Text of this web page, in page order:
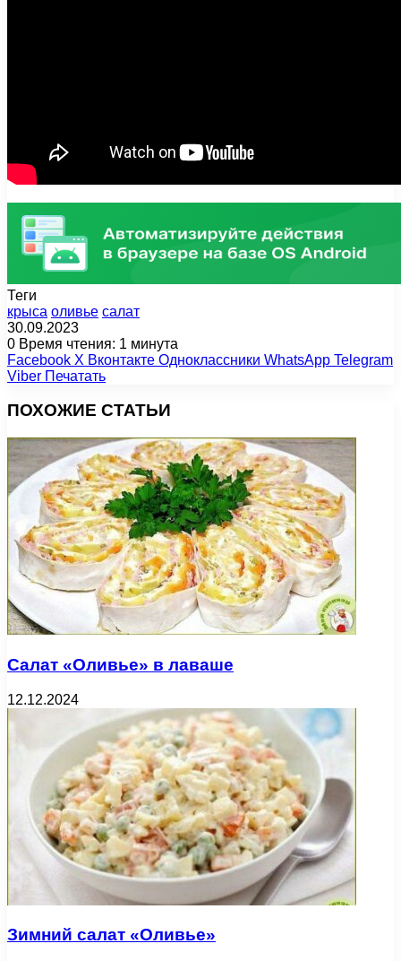
Теги
крыса оливье салат
30.09.2023
0 Время чтения: 1 минута
Facebook X Вконтакте Одноклассники WhatsApp Telegram
Viber Печатать
ПОХОЖИЕ СТАТЬИ
Салат «Оливье» в лаваше
12.12.2024
Зимний салат «Оливье»